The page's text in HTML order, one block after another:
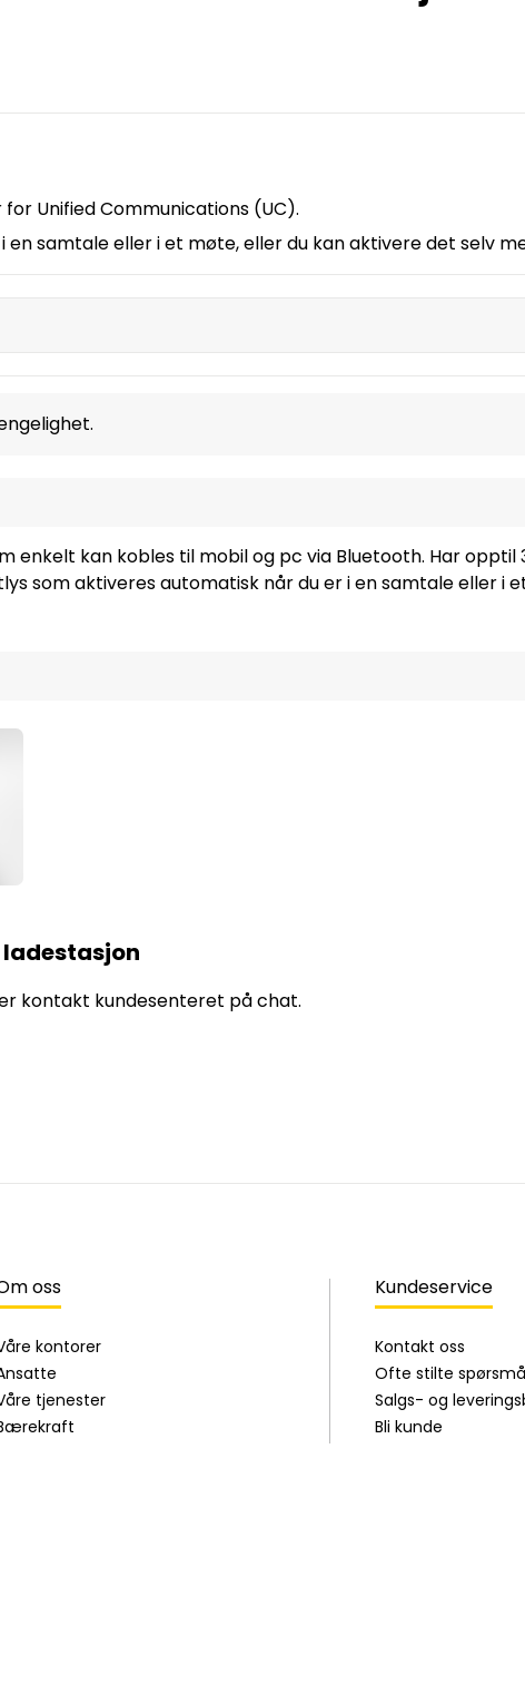
Unified Communications (UC).
en samtale eller i et møte, eller du kan aktivere det selv
enkelt kan kobles til mobil og pc via Bluetooth. Har
som aktiveres automatisk når du er i en samtale eller i
ladestasjon
kontakt kundesenteret på chat.
oss
kontorer
tjenester
Kundeservice
Kontakt oss
Ofte stilte
Salgs- og
Bli kunde